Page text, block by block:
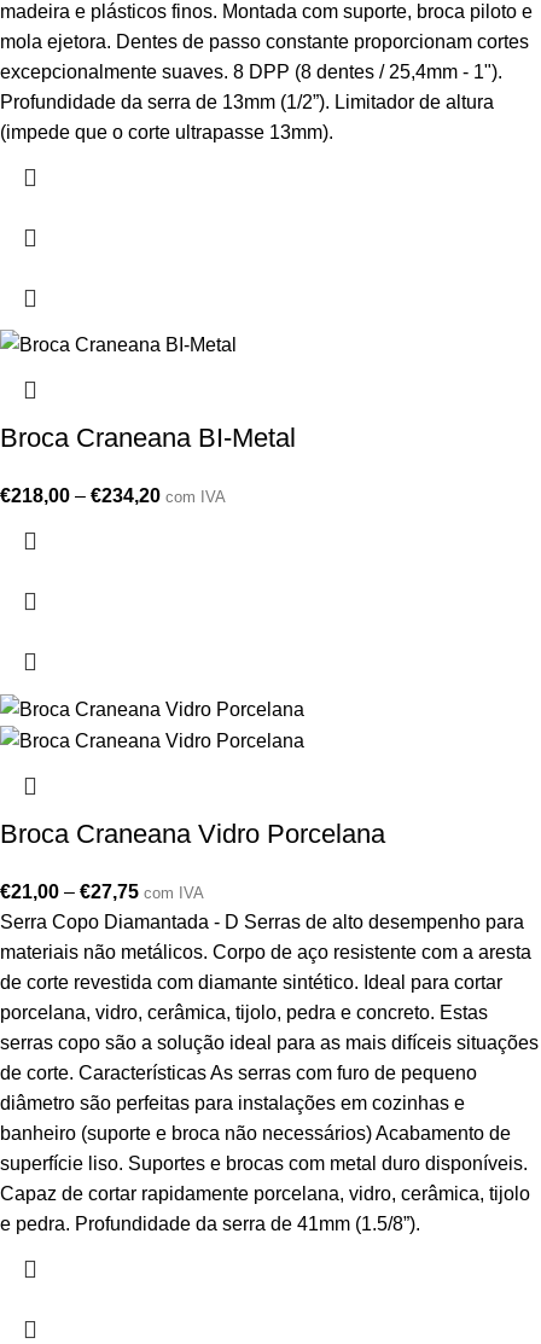
madeira e plásticos finos. Montada com suporte, broca piloto e
mola ejetora. Dentes de passo constante proporcionam cortes
excepcionalmente suaves. 8 DPP (8 dentes / 25,4mm - 1").
Profundidade da serra de 13mm (1/2”). Limitador de altura
(impede que o corte ultrapasse 13mm).
Broca Craneana BI-Metal
€218,00 – €234,20 com IVA
Broca Craneana Vidro Porcelana
€21,00 – €27,75 com IVA
Serra Copo Diamantada - D Serras de alto desempenho para
materiais não metálicos. Corpo de aço resistente com a aresta
de corte revestida com diamante sintético. Ideal para cortar
porcelana, vidro, cerâmica, tijolo, pedra e concreto. Estas
serras copo são a solução ideal para as mais difíceis situações
de corte. Características As serras com furo de pequeno
diâmetro são perfeitas para instalações em cozinhas e
banheiro (suporte e broca não necessários) Acabamento de
superfície liso. Suportes e brocas com metal duro disponíveis.
Capaz de cortar rapidamente porcelana, vidro, cerâmica, tijolo
e pedra. Profundidade da serra de 41mm (1.5/8”).